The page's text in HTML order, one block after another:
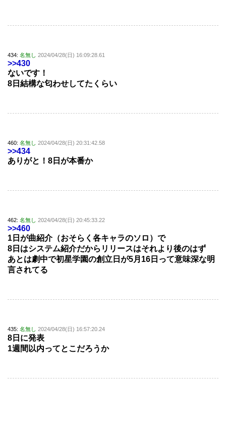
434: 名無し 2024/04/28(日) 16:09:28.61
>>430
ないです！
8日結構な匂わせしてたくらい
460: 名無し 2024/04/28(日) 20:31:42.58
>>434
ありがと！8日が本番か
462: 名無し 2024/04/28(日) 20:45:33.22
>>460
1日が曲紹介（おそらく各キャラのソロ）で
8日はシステム紹介だからリリースはそれより後のはず
あとは劇中で初星学園の創立日が5月16日って意味深な明
言されてる
435: 名無し 2024/04/28(日) 16:57:20.24
8日に発表
1週間以内ってとこだろうか